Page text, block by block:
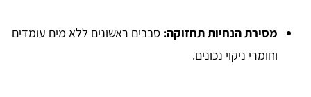
מסירת הנחיות תחזוקה: סבבים ראשונים ללא מים עומדים
וחומרי ניקוי נכונים.